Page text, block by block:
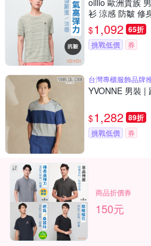
oillio 歐洲貴族
衫 涼感 防皺 修
$1,092 65折
挑戰低價 券
台灣專櫃服飾品牌
YVONNE 男裝 |
$1,282 89折
挑戰低價 券
商品折價券
150元